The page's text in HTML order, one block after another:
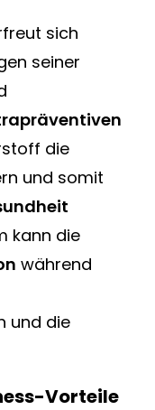
sich
seiner
die
und somit
kann die
während
und die
Vorteile